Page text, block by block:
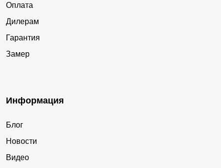
Оплата
Дилерам
Гарантия
Замер
Информация
Блог
Новости
Видео